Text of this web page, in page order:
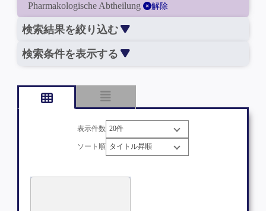
Pharmakologische Abtheilung
解除
検索結果を絞り込む
検索条件を表示する
表示件数
ソート順